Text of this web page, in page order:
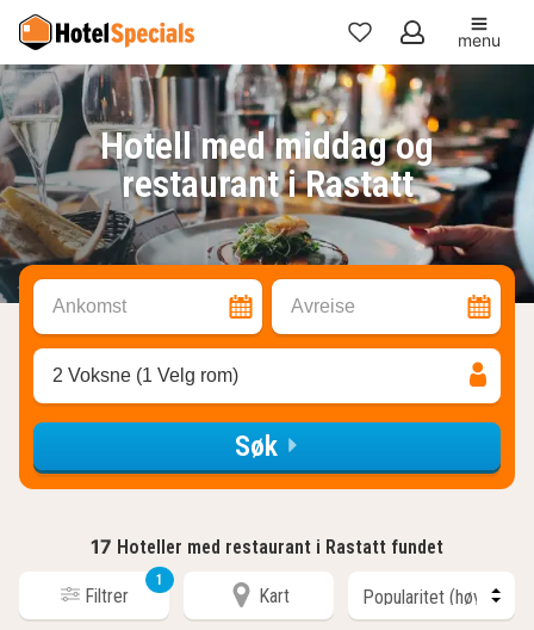
Mine
favoritter
menu
Hotell med middag og
restaurant i Rastatt
Ankomst Avreise
2 Voksne (1 Velg rom)
Søk
17 Hoteller med restaurant i Rastatt fundet
Filtrer
1
Kart